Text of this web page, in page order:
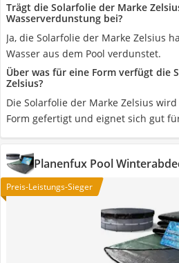
Trägt die Solarfolie der Marke
Wasserverdunstung bei?
Ja, die Solarfolie der Marke ‎Zelsius
Wasser aus dem Pool verdunstet.
Über was für eine Form verfügt die
‎Zelsius?
Die Solarfolie der Marke ‎Zelsius
Form gefertigt und eignet sich gut
Planenfux Pool
Preis-Leistungs-Sieger